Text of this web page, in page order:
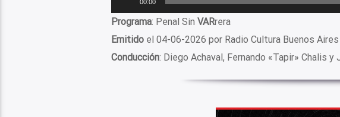
de
audio
00:00
Programa: Penal Sin VARrera
Emitidoel 04-06-2026 por Radio Cultura Buenos Aires
Conducción: Diego Achaval, Fernando «Tapir» Chalis y